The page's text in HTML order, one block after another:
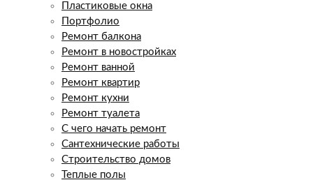
Пластиковые окна
Портфолио
Ремонт балкона
Ремонт в новостройках
Ремонт ванной
Ремонт квартир
Ремонт кухни
Ремонт туалета
С чего начать ремонт
Сантехнические работы
Строительство домов
Теплые полы